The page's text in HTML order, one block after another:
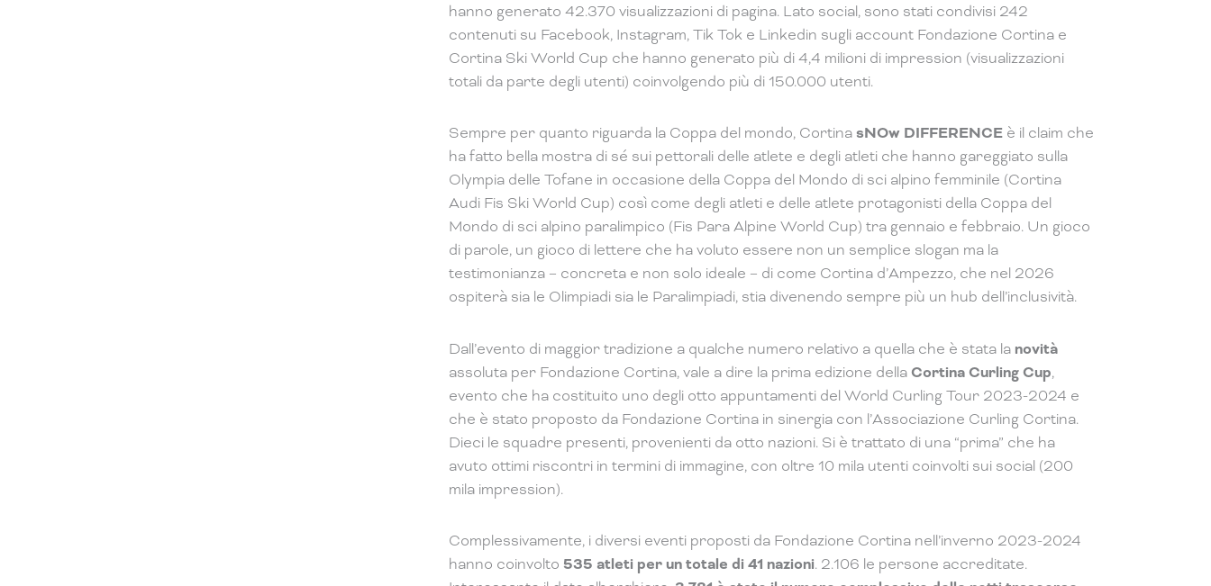
hanno generato 42.370 visualizzazioni di pagina. Lato social, sono stati condivisi 242
contenuti su Facebook, Instagram, Tik Tok e Linkedin sugli account Fondazione Cortina e
Cortina Ski World Cup che hanno generato più di 4,4 milioni di impression (visualizzazioni
totali da parte degli utenti) coinvolgendo più di 150.000 utenti.
Sempre per quanto riguarda la Coppa del mondo, CortinasNOw DIFFERENCE è il claim che
ha fatto bella mostra di sé sui pettorali delle atlete e degli atleti che hanno gareggiato sulla
Olympia delle Tofane in occasione della Coppa del Mondo di sci alpino femminile (Cortina
Audi Fis Ski World Cup) così come degli atleti e delle atlete protagonisti della Coppa del
Mondo di sci alpino paralimpico (Fis Para Alpine World Cup) tra gennaio e febbraio. Un gioco
di parole, un gioco di lettere che ha voluto essere non un semplice slogan ma la
testimonianza – concreta e non solo ideale – di come Cortina d’Ampezzo, che nel 2026
ospiterà sia le Olimpiadi sia le Paralimpiadi, stia divenendo sempre più un hub dell’inclusività.
Dall’evento di maggior tradizione a qualche numero relativo a quella che è stata la novità
assoluta per Fondazione Cortina, vale a dire la prima edizione dellaCortina Curling Cup,
evento che ha costituito uno degli otto appuntamenti del World Curling Tour 2023-2024 e
che è stato proposto da Fondazione Cortina in sinergia con l’Associazione Curling Cortina.
Dieci le squadre presenti, provenienti da otto nazioni. Si è trattato di una “prima” che ha
avuto ottimi riscontri in termini di immagine, con oltre 10 mila utenti coinvolti sui social (200
mila impression).
Complessivamente, i diversi eventi proposti da Fondazione Cortina nell’inverno 2023-2024
hanno coinvolto 535 atleti per un totale di 41 nazioni. 2.106 le persone accreditate.